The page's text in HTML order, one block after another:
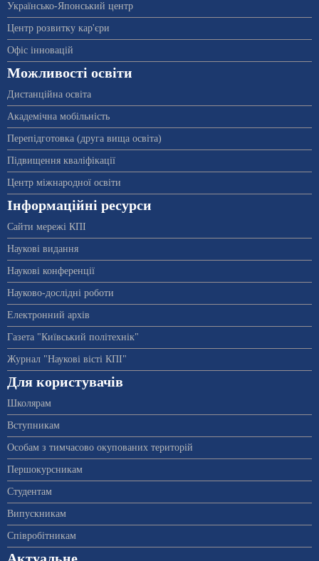
Українсько-Японський центр
Центр розвитку кар'єри
Офіс інновацій
Можливості освіти
Дистанційна освіта
Академічна мобільність
Перепідготовка (друга вища освіта)
Підвищення кваліфікації
Центр міжнародної освіти
Інформаційні ресурси
Сайти мережі КПІ
Наукові видання
Наукові конференції
Науково-дослідні роботи
Електронний архів
Газета "Київський політехнік"
Журнал "Наукові вісті КПІ"
Для користувачів
Школярам
Вступникам
Особам з тимчасово окупованих територій
Першокурсникам
Студентам
Випускникам
Співробітникам